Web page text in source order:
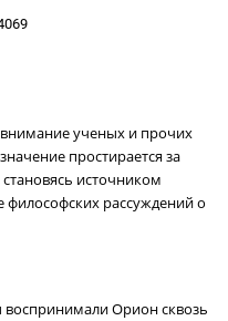
ученых и прочих
простирается за
источником
рассуждений о
Орион сквозь